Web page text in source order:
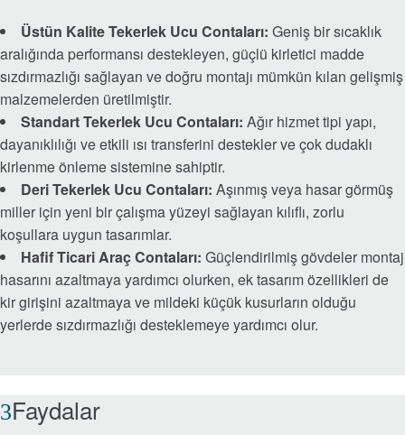
Bakım ve Kurulum Araçları
Frenler ve Kavramalar
Zincirler ve Burgular
Kaplinler
Lovejoy Kaplinler
Torsional Control Kaplinler
Üstün Kalite Tekerlek Ucu Contaları: Geniş bir sıcaklık
aralığında performansı destekleyen, güçlü kirletici madde
sızdırmazlığı sağlayan ve doğru montajı mümkün kılan gelişmiş
malzemelerden üretilmiştir.
Standart Tekerlek Ucu Contaları: Ağır hizmet tipi yapı,
dayanıklılığı ve etkili ısı transferini destekler ve çok dudaklı
kirlenme önleme sistemine sahiptir.
Deri Tekerlek Ucu Contaları: Aşınmış veya hasar görmüş
miller için yeni bir çalışma yüzeyi sağlayan kılıflı, zorlu
koşullara uygun tasarımlar.
Hafif Ticari Araç Contaları: Güçlendirilmiş gövdeler montaj
hasarını azaltmaya yardımcı olurken, ek tasarım özellikleri de
kir girişini azaltmaya ve mildeki küçük kusurların olduğu
yerlerde sızdırmazlığı desteklemeye yardımcı olur.
Faydalar